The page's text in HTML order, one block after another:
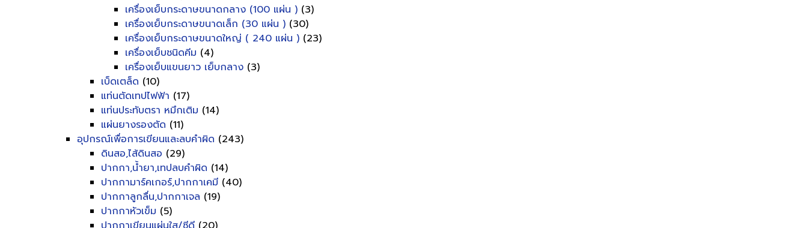
เครื่องเย็บกระดาษขนาดกลาง (100 แผ่น ) (3)
เครื่องเย็บกระดาษขนาดเล็ก (30 แผ่น ) (30)
เครื่องเย็บกระดาษขนาดใหญ่ ( 240 แผ่น ) (23)
เครื่องเย็บชนิดคีม (4)
เครื่องเย็บแขนยาว เย็บกลาง (3)
เบ็ดเตล็ด (10)
แท่นตัดเทปไฟฟ้า (17)
แท่นประทับตรา หมึกเติม (14)
แผ่นยางรองตัด (11)
อุปกรณ์เพื่อการเขียนและลบคำผิด (243)
ดินสอ,ไส้ดินสอ (29)
ปากกา,น้ำยา,เทปลบคำผิด (14)
ปากกามาร์คเกอร์,ปากกาเคมี (40)
ปากกาลูกลื่น,ปากกาเจล (19)
ปากกาหัวเข็ม (5)